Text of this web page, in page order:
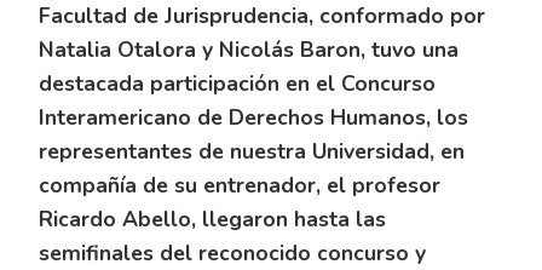
Facultad de Jurisprudencia, conformado por
Natalia Otalora y Nicolás Baron, tuvo una
destacada participación en el Concurso
Interamericano de Derechos Humanos, los
representantes de nuestra Universidad, en
compañía de su entrenador, el profesor
Ricardo Abello, llegaron hasta las
semifinales del reconocido concurso y